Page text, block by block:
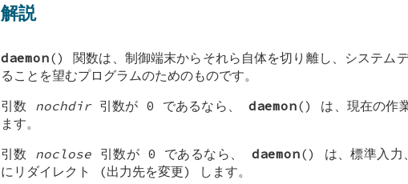
解説
daemon() 関数は、制御端末からそれら自体を切り離し、システム
ることを望むプログラムのためのものです。
引数 nochdir引数が 0 であるなら、daemon() は、現在の作
ます。
引数 noclose 引数が 0 であるなら、daemon() は、標準入力
にリダイレクト (出力先を変更) します。